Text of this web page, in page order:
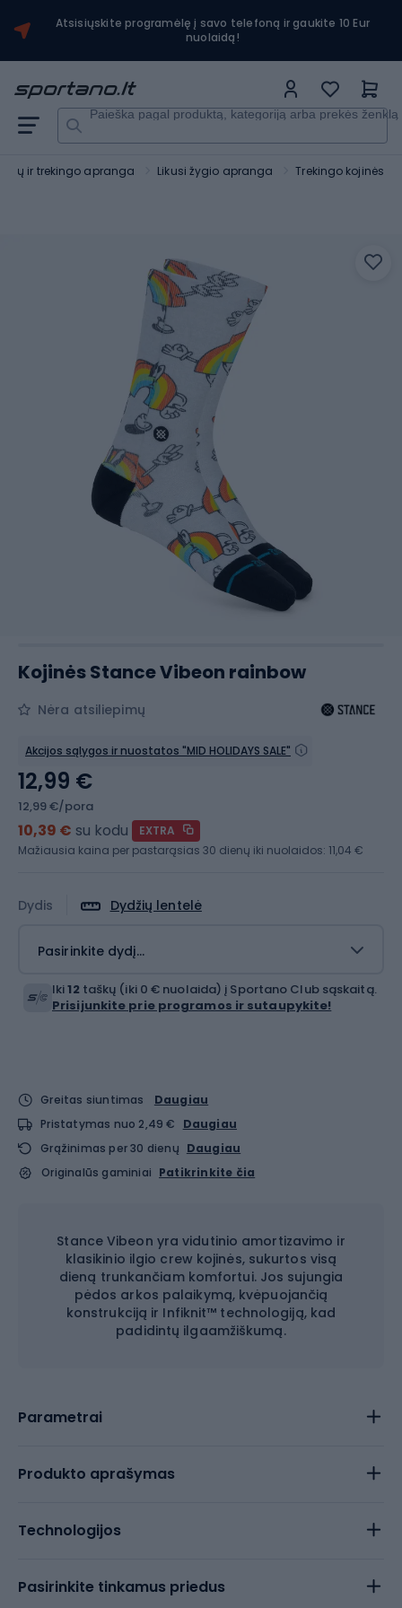
Atsisiųskite programėlę į savo telefoną ir gaukite 10 Eur
nuolaidą!
Paieška pagal produktą, kategoriją arba prekės ženklą
ir trekingo apranga Likusi žygio apranga Trekingo kojinės
Kojinės Stance Vibeon rainbow
Nėra atsiliepimų
Akcijos sąlygos ir nuostatos "MID HOLIDAYS SALE"
Dydis Dydžių lentelė
Pasirinkite dydį...
12,99 €
12,99 €/pora
10,39 € su kodu
EXTRA
Mažiausia kaina per pastarąsias 30 dienų iki nuolaidos: 11,04 €
Iki12 taškų (iki 0 € nuolaida) į Sportano Club sąskaitą.
Prisijunkite prie programos ir sutaupykite!
Greitas siuntimas
Daugiau
Pristatymas nuo 2,49 €
Daugiau
Grąžinimas per 30 dienų Daugiau
Originalūs gaminiai Patikrinkite čia
Stance Vibeon yra vidutinio amortizavimo ir
klasikinio ilgio crew kojinės, sukurtos visą
dieną trunkančiam komfortui. Jos sujungia
pėdos arkos palaikymą, kvėpuojančią
konstrukciją ir Infiknit™ technologiją, kad
padidintų ilgaamžiškumą.
Parametrai
Produkto aprašymas
Technologijos
Pasirinkite tinkamus priedus